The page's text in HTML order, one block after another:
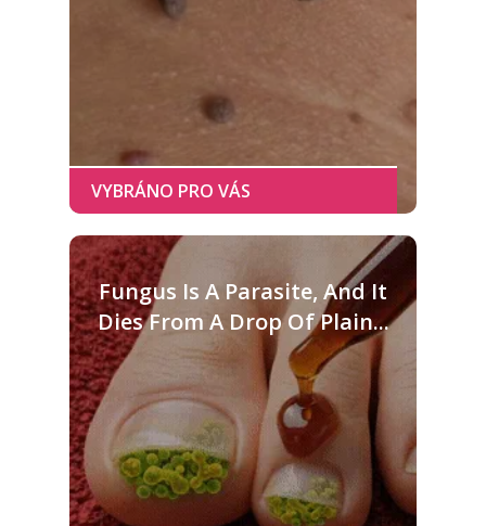
Fungus Is A Parasite, And It
Dies From A Drop Of Plain...